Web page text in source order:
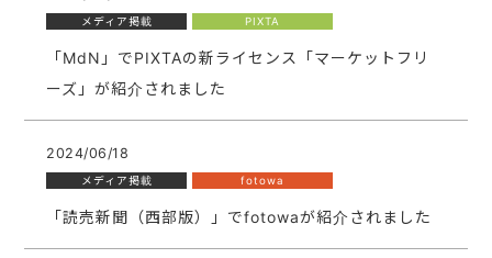
メディア掲載 PIXTA
「MdN」でPIXTAの新ライセンス「マーケットフリ
ーズ」が紹介されました
2024/06/18
メディア掲載 fotowa
「読売新聞（西部版）」でfotowaが紹介されました